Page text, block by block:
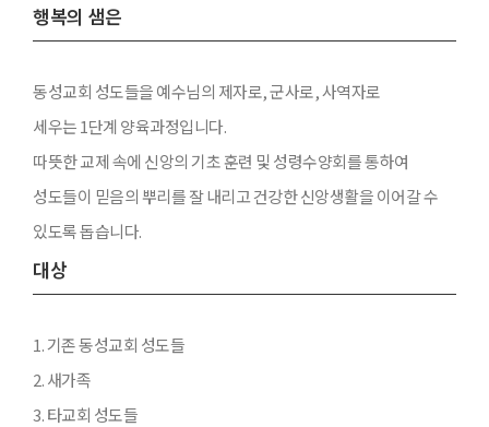
행복의 샘은
동성교회 성도들을 예수님의 제자로, 군사로, 사역자로
세우는 1단계 양육과정입니다.
따뜻한 교제 속에 신앙의 기초 훈련 및 성령수양회를 통하여
성도들이 믿음의 뿌리를 잘 내리고 건강한 신앙생활을 이어갈 수
있도록 돕습니다.
대상
1. 기존 동성교회 성도들
2. 새가족
3. 타교회 성도들